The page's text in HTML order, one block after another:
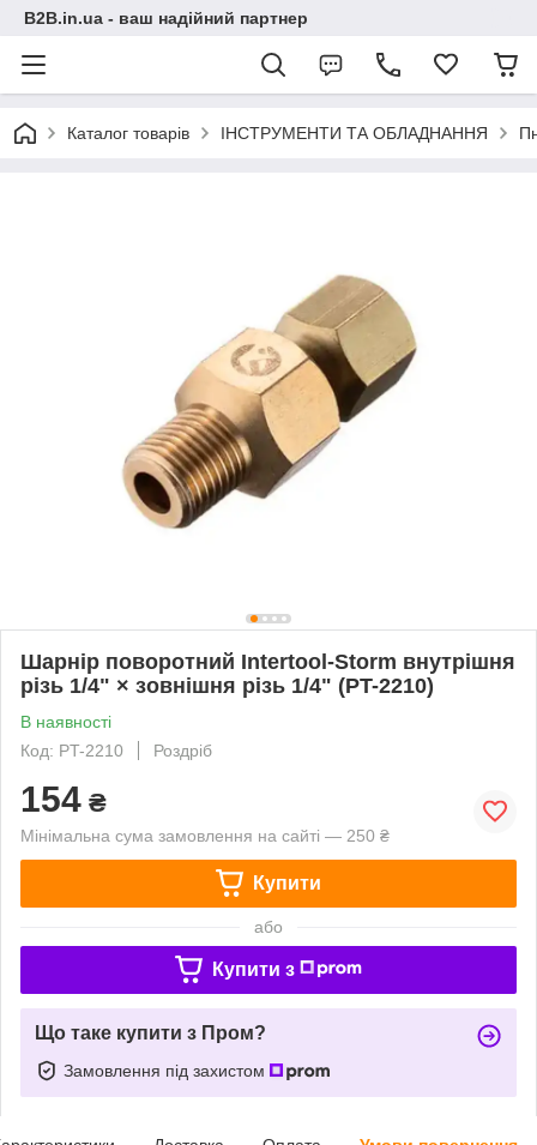
B2B.in.ua - ваш надійний партнер
Каталог товарів ІНСТРУМЕНТИ ТА ОБЛАДНАННЯ
Шарнір поворотний Intertool-Storm внутрішня
різь 1/4" × зовнішня різь 1/4" (PT-2210)
В наявності
Код: PT-2210
Роздріб
154 ₴
Мінімальна сума замовлення на сайті — 250 ₴
Купити
або
Купити з
Що таке купити з Пром?
Замовлення під захистом